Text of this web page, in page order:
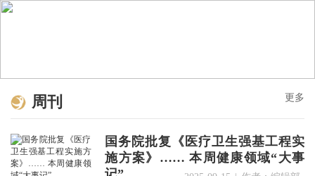
周刊 更多
国务院批复《医疗卫生强基工程实
施方案》…… 本周健康领域“大事